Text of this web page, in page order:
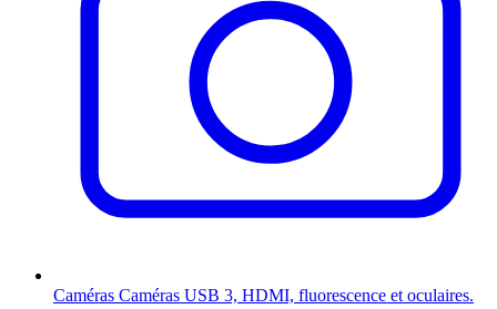
Caméras Caméras USB 3, HDMI, fluorescence et oculaires.